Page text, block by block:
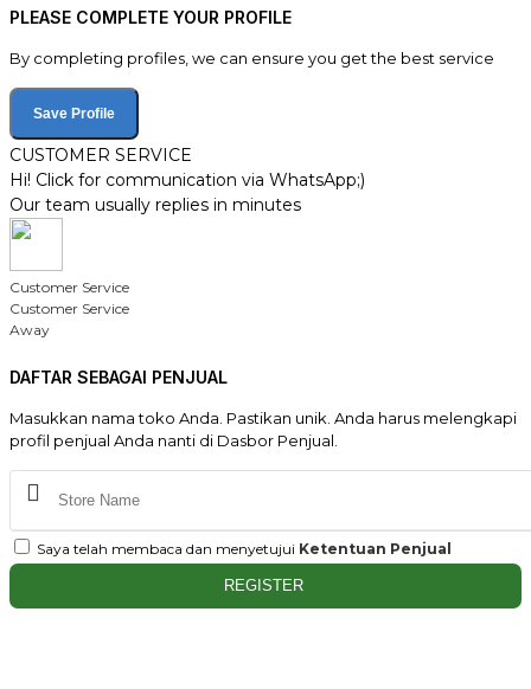
PLEASE COMPLETE YOUR PROFILE
By completing profiles, we can ensure you get the best service
Save Profile
CUSTOMER SERVICE
Hi! Click for communication via WhatsApp;)
Our team usually replies in minutes
Customer Service
Customer Service
Away
DAFTAR SEBAGAI PENJUAL
Masukkan nama toko Anda. Pastikan unik. Anda harus melengkapi
profil penjual Anda nanti di Dasbor Penjual.
Saya telah membaca dan menyetujui Ketentuan Penjual
REGISTER